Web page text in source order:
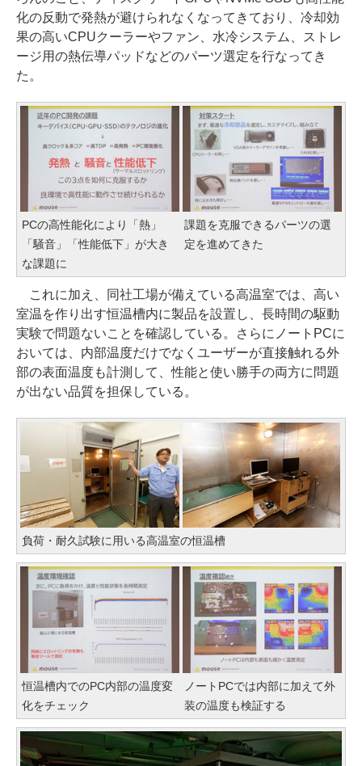
化の反動で発熱が避けられなくなってきており、冷却効
果の高いCPUクーラーやファン、水冷システム、ストレ
ージ用の熱伝導パッドなどのパーツ選定を行なってき
た。
PCの高性能化により「熱」
「騒音」「性能低下」が大き
な課題に
課題を克服できるパーツの選
定を進めてきた
これに加え、同社工場が備えている高温室では、高い
室温を作り出す恒温槽内に製品を設置し、長時間の駆動
実験で問題ないことを確認している。さらにノートPCに
おいては、内部温度だけでなくユーザーが直接触れる外
部の表面温度も計測して、性能と使い勝手の両方に問題
が出ない品質を担保している。
負荷・耐久試験に用いる高温室の恒温槽
恒温槽内でのPC内部の温度変
化をチェック
ノートPCでは内部に加えて外
装の温度も検証する